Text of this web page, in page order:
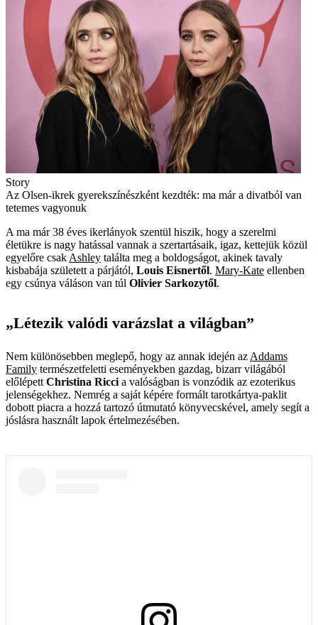
Story
Az Olsen-ikrek gyerekszínészként kezdték: ma már a divatból van
tetemes vagyonuk
A ma már 38 éves ikerlányok szentül hiszik, hogy a szerelmi
életükre is nagy hatással vannak a szertartásaik, igaz, kettejük közül
egyelőre csak Ashley találta meg a boldogságot, akinek tavaly
kisbabája született a párjától, Louis Eisnertől. Mary-Kate ellenben
egy csúnya váláson van túl Olivier Sarkozytől.
„Létezik valódi varázslat a világban”
Nem különösebben meglepő, hogy az annak idején az Addams
Family természetfeletti eseményekben gazdag, bizarr világából
előlépett Christina Ricci a valóságban is vonzódik az ezoterikus
jelenségekhez. Nemrég a saját képére formált tarotkártya-paklit
dobott piacra a hozzá tartozó útmutató könyvecskével, amely segít a
jóslásra használt lapok értelmezésében.